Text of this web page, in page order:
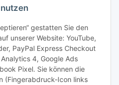
gestatten Sie den
unserer Website: YouTube,
PayPal Express Checkout
4, Google Ads
Pixel. Sie können die
(Fingerabdruck-Icon links